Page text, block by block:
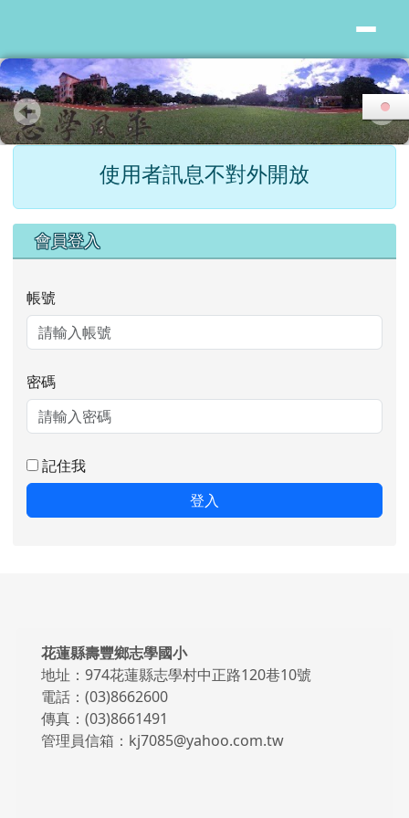
主內容區域使用者訊息不對外開放
右邊區域內容
會員登入
帳號
密碼
記住我
登入
頁尾區域
頁尾區域內容
花蓮縣壽豐鄉志學國小
地址：974花蓮縣志學村中正路120巷10號
電話：(03)8662600
傳真：(03)8661491
管理員信箱：kj7085@yahoo.com.tw